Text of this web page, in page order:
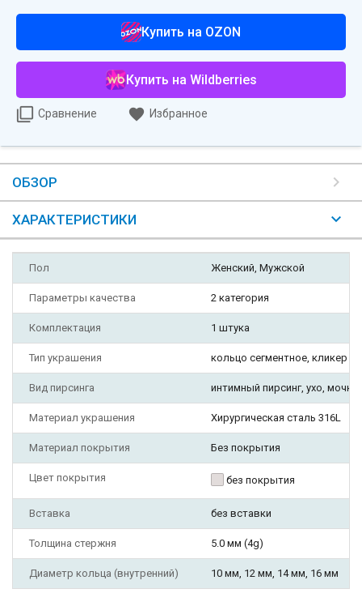
Купить на OZON
Купить на Wildberries
Сравнение Избранное
ОБЗОР
ХАРАКТЕРИСТИКИ
Пол Женский, Мужской
Параметры качества 2 категория
Комплектация 1 штука
Тип украшения кольцо сегментное, кликер
Вид пирсинга интимный пирсинг, ухо, мочка
Материал украшения Хирургическая сталь 316L
Материал покрытия Без покрытия
Цвет покрытия без покрытия
Вставка без вставки
Толщина стержня 5.0 мм (4g)
Диаметр кольца (внутренний) 10 мм, 12 мм, 14 мм, 16 мм